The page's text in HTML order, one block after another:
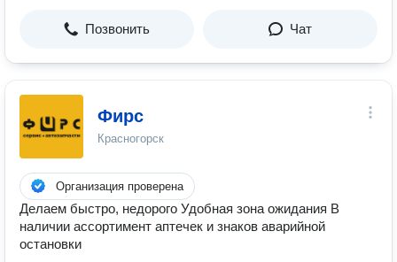
Позвонить Чат
Фирс
Красногорск
Организация проверена
Делаем быстро, недорого Удобная зона ожидания В
наличии ассортимент аптечек и знаков аварийной
остановки